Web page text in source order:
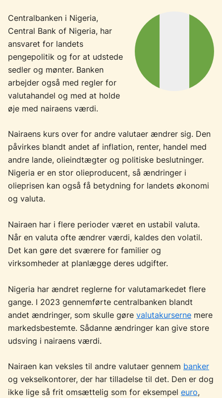
Centralbanken i Nigeria,
Central Bank of Nigeria, har
ansvaret for landets
pengepolitik og for at udstede
sedler og mønter. Banken
arbejder også med regler for
valutahandel og med at holde
øje med nairaens værdi.
Nairaens kurs over for andre valutaer ændrer sig. Den
påvirkes blandt andet af inflation, renter, handel med
andre lande, olieindtægter og politiske beslutninger.
Nigeria er en stor olieproducent, så ændringer i
olieprisen kan også få betydning for landets økonomi
og valuta.
Nairaen har i flere perioder været en ustabil valuta.
Når en valuta ofte ændrer værdi, kaldes den volatil.
Det kan gøre det sværere for familier og
virksomheder at planlægge deres udgifter.
Nigeria har ændret reglerne for valutamarkedet flere
gange. I 2023 gennemførte centralbanken blandt
andet ændringer, som skulle gøre valutakurserne mere
markedsbestemte. Sådanne ændringer kan give store
udsving i nairaens værdi.
Nairaen kan veksles til andre valutaer gennem banker
og vekselkontorer, der har tilladelse til det. Den er dog
ikke lige så frit omsættelig som for eksempel euro,